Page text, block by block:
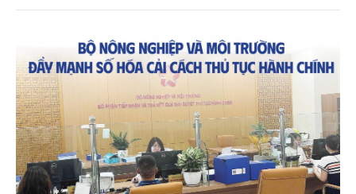
các lĩnh vực quản lý nhà nước, đặc biệt là quy
hoạch sử dụng đất đai trở nên ngày càng cần thiết
và cấp bách. Phóng viên Tạp chí Nông nghiệp và
Môi trường đã có cuộc trao đổi với PGS, TS. Nguyễn
Quang Học – Khoa Tài nguyên và Môi trường, Học
viện Nông nghiệp Việt Nam về vấn đề này.